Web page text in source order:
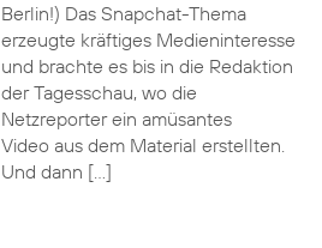
Berlin!) Das Snapchat-Thema
erzeugte kräftiges Medieninteresse
und brachte es bis in die Redaktion
der Tagesschau, wo die
Netzreporter ein amüsantes
Video aus dem Material erstellten.
Und dann […]